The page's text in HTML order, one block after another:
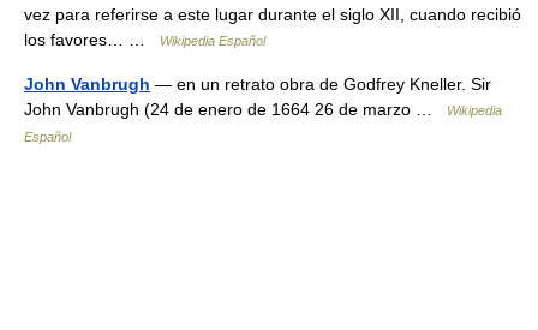
vez para referirse a este lugar durante el siglo XII, cuando recibió
los favores… …
Wikipedia Español
John Vanbrugh — en un retrato obra de Godfrey Kneller. Sir
John Vanbrugh (24 de enero de 1664 26 de marzo …
Wikipedia
Español